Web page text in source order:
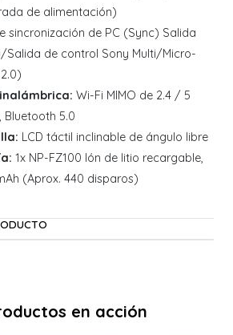
de alimentación)
sincronización de PC (Sync) Salida
Salida de control Sony Multi/Micro-
Wi-Fi MIMO de 2.4 / 5
Bluetooth 5.0
LCD táctil inclinable de ángulo libre
1x NP-FZ100 Ión de litio recargable,
(Aprox. 440 disparos)